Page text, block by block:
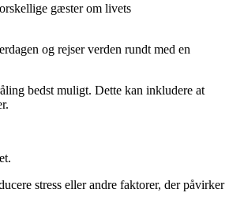
gæster om livets
og rejser verden rundt med en
bedst muligt. Dette kan inkludere at
stress eller andre faktorer, der påvirker